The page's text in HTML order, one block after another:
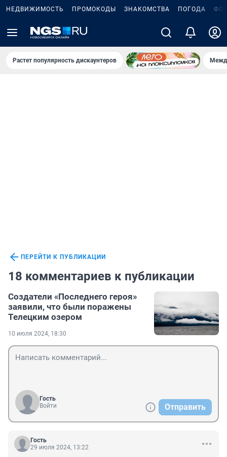
НЕДВИЖИМОСТЬ ПРОМОКОДЫ ЗНАКОМСТВА ПОГОДА
Растет популярность дискаунтеров
ПЕРЕЙТИ К ПУБЛИКАЦИИ
18 комментариев к публикации
Создатели «Последнего героя»
заявили, что были поражены
Телецким озером
10 июля 2024, 18:30
Гость
Войти
Отправить
Гость
29 июля 2024, 13:22